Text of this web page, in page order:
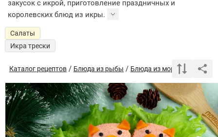
закусок с икрой, приготовление праздничных и
королевских блюд из икры.
Салаты
Икра трески
Каталог рецептов / Блюда из рыбы / Блюда из морепродуктов